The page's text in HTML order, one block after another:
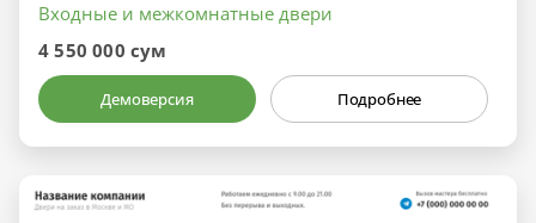
Входные и межкомнатные двери
4 550 000 сум
Демоверсия Подробнее